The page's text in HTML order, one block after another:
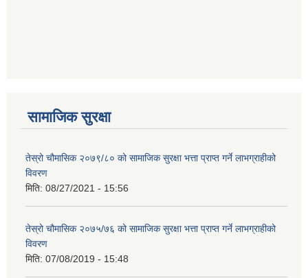
सामाजिक सुरक्षा
तेस्रो चौमासिक २०७९/८० को सामाजिक सुरक्षा भत्ता प्राप्त गर्ने लाभग्राहीको
विवरण
मिति: 08/27/2021 - 15:56
तेस्रो चौमासिक २०७५/७६ को सामाजिक सुरक्षा भत्ता प्राप्त गर्ने लाभग्राहीको
विवरण
मिति: 07/08/2019 - 15:48